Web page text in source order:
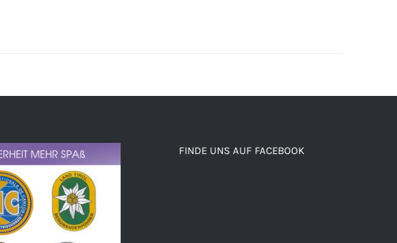
FINDE UNS AUF FACEBOOK